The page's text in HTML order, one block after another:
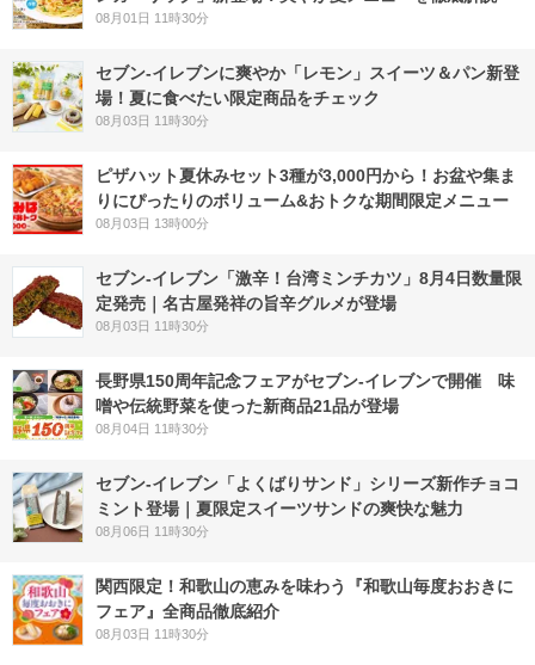
08月01日 11時30分
セブン‐イレブンに爽やか「レモン」スイーツ＆パン新登
場！夏に食べたい限定商品をチェック
08月03日 11時30分
ピザハット夏休みセット3種が3,000円から！お盆や集ま
りにぴったりのボリューム&おトクな期間限定メニュー
08月03日 13時00分
セブン-イレブン「激辛！台湾ミンチカツ」8月4日数量限
定発売｜名古屋発祥の旨辛グルメが登場
08月03日 11時30分
長野県150周年記念フェアがセブン-イレブンで開催 味
噌や伝統野菜を使った新商品21品が登場
08月04日 11時30分
セブン‐イレブン「よくばりサンド」シリーズ新作チョコ
ミント登場｜夏限定スイーツサンドの爽快な魅力
08月06日 11時30分
関西限定！和歌山の恵みを味わう『和歌山毎度おおきに
フェア』全商品徹底紹介
08月03日 11時30分